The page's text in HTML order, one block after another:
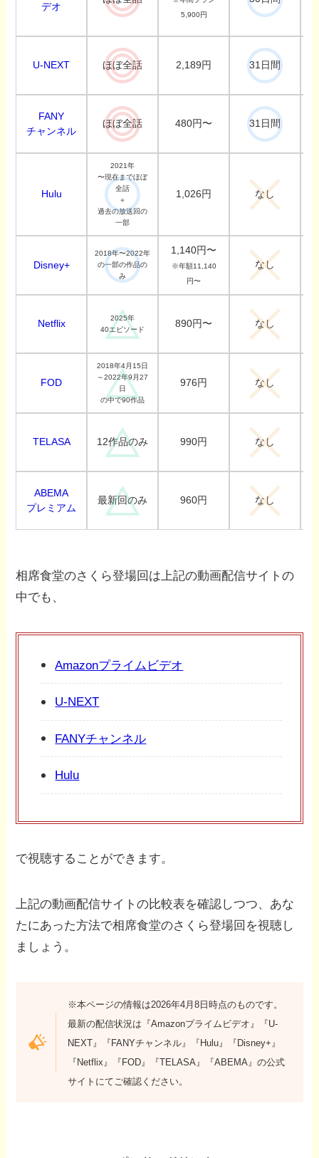
デオ
5,900円
U-NEXT ほぼ全話 2,189円 31日間
FANY
チャンネル
ほぼ全話 480円〜 31日間
Hulu
2021年
〜現在までほぼ
全話
＋
過去の放送回の
一部
1,026円 なし
Disney+
2018年〜2022年
の一部の作品の
み
1,140円〜
※年額11,140
円〜
なし
Netflix
2025年
40エピソード
890円〜 なし
FOD
2018年4月15日
～2022年9月27
日
の中で90作品
976円 なし
TELASA 12作品のみ 990円 なし
ABEMA
プレミアム
最新回のみ 960円 なし
相席食堂のさくら登場回は上記の動画配信サイトの
中でも、
Amazonプライムビデオ
U-NEXT
FANYチャンネル
Hulu
で視聴することができます。
上記の動画配信サイトの比較表を確認しつつ、あな
たにあった方法で相席食堂のさくら登場回を視聴し
ましょう。
※本ページの情報は2026年4月8日時点のものです。
最新の配信状況は『Amazonプライムビデオ』『U-
NEXT』『FANYチャンネル』『Hulu』『Disney+』
『Netflix』『FOD』『TELASA』『ABEMA』の公式
サイトにてご確認ください。